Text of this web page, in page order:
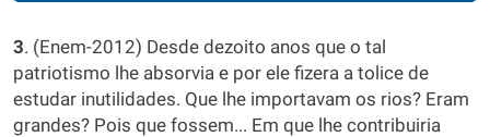
3. (Enem-2012) Desde dezoito anos que o tal
patriotismo lhe absorvia e por ele fizera a tolice de
estudar inutilidades. Que lhe importavam os rios? Eram
grandes? Pois que fossem... Em que lhe contribuiria